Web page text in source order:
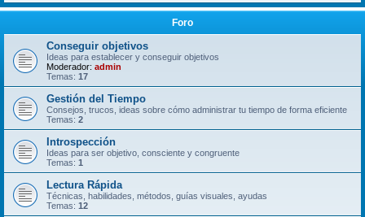
Foro
Conseguir objetivos
Ideas para establecer y conseguir objetivos
Moderador: admin
Temas: 17
Gestión del Tiempo
Consejos, trucos, ideas sobre cómo administrar tu tiempo de forma eficiente
Temas: 2
Introspección
Ideas para ser objetivo, consciente y congruente
Temas: 1
Lectura Rápida
Técnicas, habilidades, métodos, guías visuales, ayudas
Temas: 12